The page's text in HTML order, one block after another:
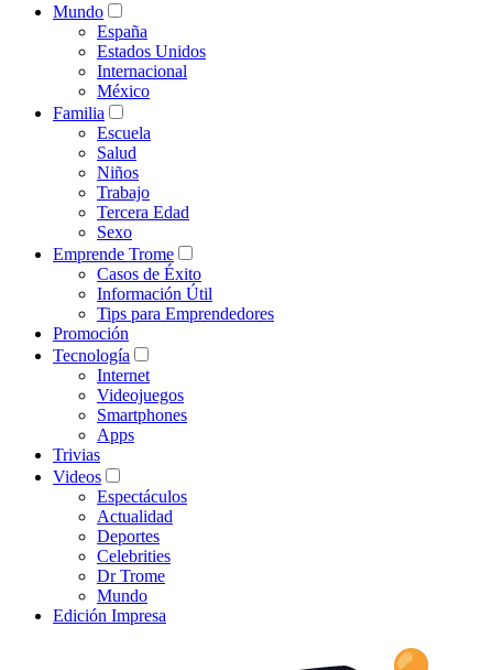
Mundo
España
Estados Unidos
Internacional
México
Familia
Escuela
Salud
Niños
Trabajo
Tercera Edad
Sexo
Emprende Trome
Casos de Éxito
Información Útil
Tips para Emprendedores
Promoción
Tecnología
Internet
Videojuegos
Smartphones
Apps
Trivias
Videos
Espectáculos
Actualidad
Deportes
Celebrities
Dr Trome
Mundo
Edición Impresa